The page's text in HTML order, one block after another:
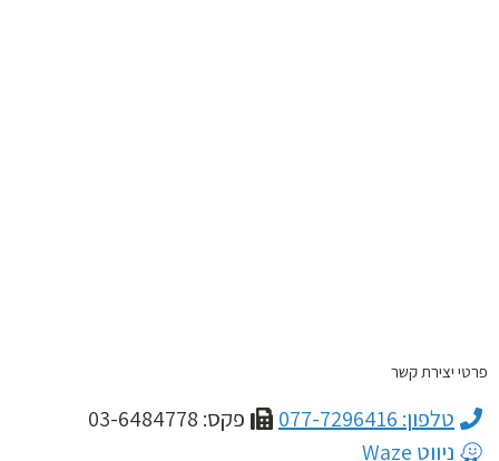
פרטי יצירת קשר
טלפון: 077-7296416
פקס: 03-6484778
ניווט Waze